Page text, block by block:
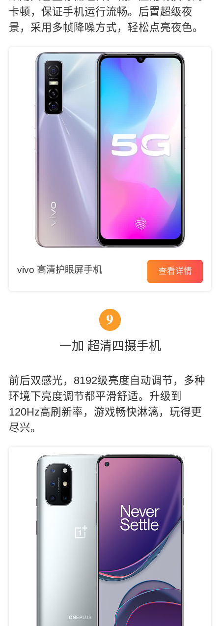
卡顿，保证手机运行流畅。后置超级夜
景，采用多帧降噪方式，轻松点亮夜色。
vivo 高清护眼屏手机 查看详情
9
一加 超清四摄手机
前后双感光，8192级亮度自动调节，多种
环境下亮度调节都平滑舒适。升级到
120Hz高刷新率，游戏畅快淋漓，玩得更
尽兴。